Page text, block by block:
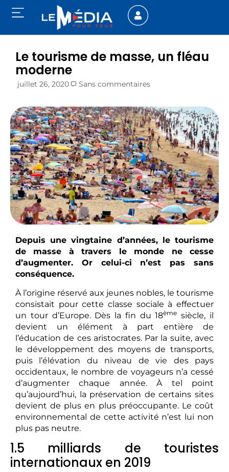
Le tourisme de masse, un fléau
moderne
juillet 26, 2020 Sans commentaires
Depuis une vingtaine d’années, le tourisme
de masse à travers le monde ne cesse
d’augmenter. Or celui-ci n’est pas sans
conséquence.
À l’origine réservé aux jeunes nobles, le tourisme
consistait pour cette classe sociale à effectuer
un tour d’Europe. Dès la fin du 18ème siècle, il
devient un élément à part entière de
l’éducation de ces aristocrates. Par la suite, avec
le développement des moyens de transports,
puis l’élévation du niveau de vie des pays
occidentaux, le nombre de voyageurs n’a cessé
d’augmenter chaque année. À tel point
qu’aujourd’hui, la préservation de certains sites
devient de plus en plus préoccupante. Le coût
environnemental de cette activité n’est lui non
plus pas neutre.
1.5 milliards de touristes
internationaux en 2019